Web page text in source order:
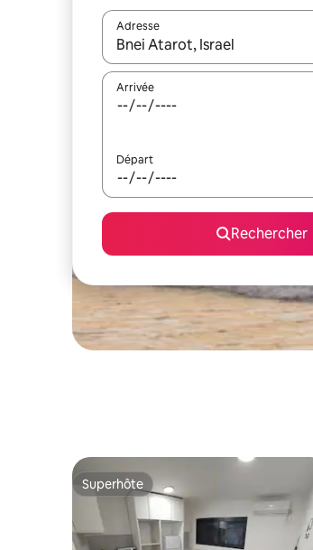
Adresse
Lorsque les résultats s'affichent,
Arrivée
Départ
Rechercher
Superhôte
Superhôte